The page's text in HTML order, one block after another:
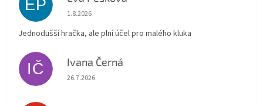
EP Hodnocení obchodu je 5 z 5 hvězdiček.
1.8.2026
Jednodušší hračka, ale plní účel pro malého kluka
IČ Ivana Černá
Hodnocení obchodu je 5 z 5 hvězdiček.
26.7.2026